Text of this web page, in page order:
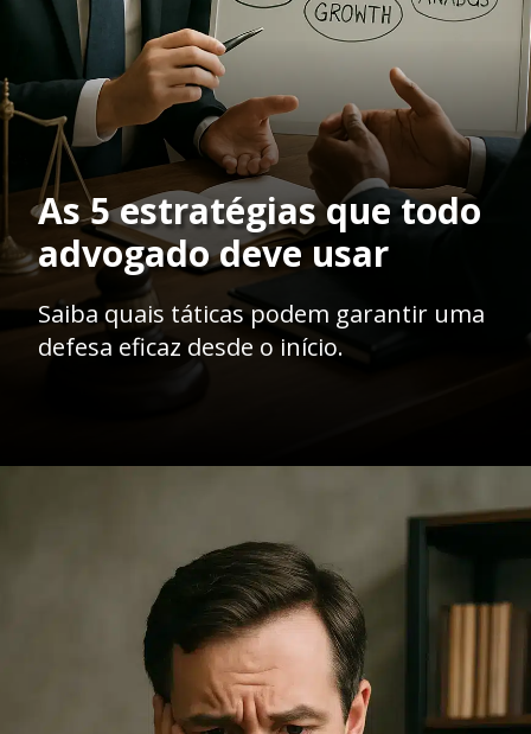
As 5 estratégias que todo
advogado deve usar
Saiba quais táticas podem garantir uma
defesa eficaz desde o início.